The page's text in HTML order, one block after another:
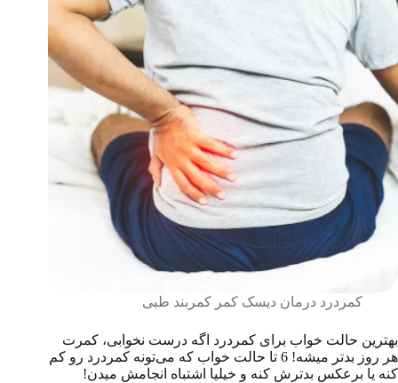
کمردرد درمان دیسک کمر کمربند طبی
بهترین حالت خواب برای کمردرد اگه درست نخوابی، کمرت
هر روز بدتر میشه! 6 تا حالت خواب که می‌تونه کمردرد رو کم
کنه یا برعکس بدترش کنه و خیلیا اشتباه انجامش میدن!